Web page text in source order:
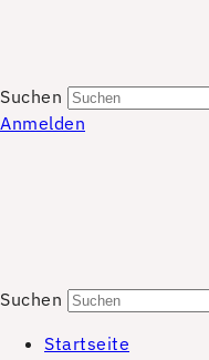
Suchen
Anmelden
Suchen
Startseite